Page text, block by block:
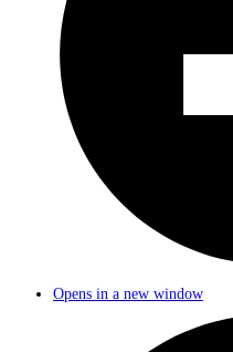
Opens in a new window